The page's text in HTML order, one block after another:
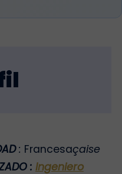
: Francesaçaise
: Ingeniero